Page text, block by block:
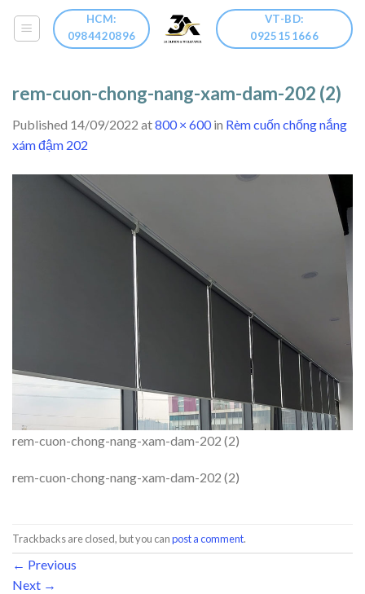
HCM:
0984420896
VT-BD:
0925151666
rem-cuon-chong-nang-xam-dam-202 (2)
Published 14/09/2022 at800 × 600in Rèm cuốn chống nắng
xám đậm 202
rem-cuon-chong-nang-xam-dam-202 (2)
rem-cuon-chong-nang-xam-dam-202 (2)
Trackbacks are closed, but you canpost a comment.
← Previous
Next →